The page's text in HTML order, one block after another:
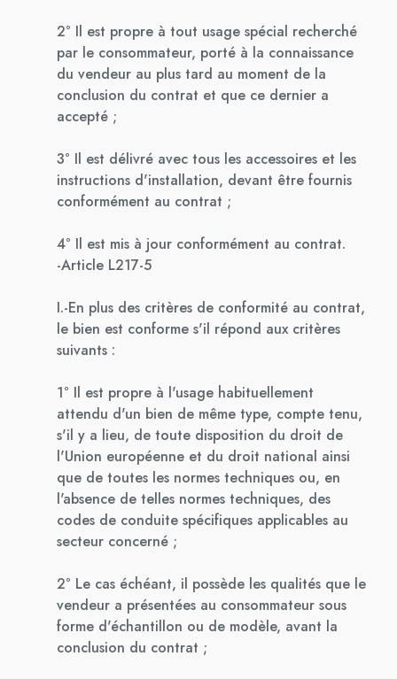
2° Il est propre à tout usage spécial recherché
par le consommateur, porté à la connaissance
du vendeur au plus tard au moment de la
conclusion du contrat et que ce dernier a
accepté ;
3° Il est délivré avec tous les accessoires et les
instructions d'installation, devant être fournis
conformément au contrat ;
4° Il est mis à jour conformément au contrat.
-Article L217-5
I.-En plus des critères de conformité au contrat,
le bien est conforme s'il répond aux critères
suivants :
1° Il est propre à l'usage habituellement
attendu d'un bien de même type, compte tenu,
s'il y a lieu, de toute disposition du droit de
l'Union européenne et du droit national ainsi
que de toutes les normes techniques ou, en
l'absence de telles normes techniques, des
codes de conduite spécifiques applicables au
secteur concerné ;
2° Le cas échéant, il possède les qualités que le
vendeur a présentées au consommateur sous
forme d'échantillon ou de modèle, avant la
conclusion du contrat ;